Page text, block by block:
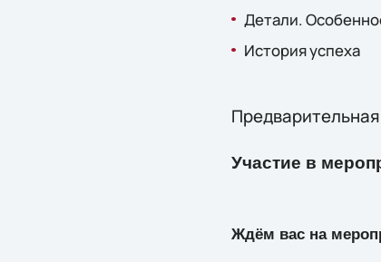
Детали.
История успеха
Участие в
Ждём вас на